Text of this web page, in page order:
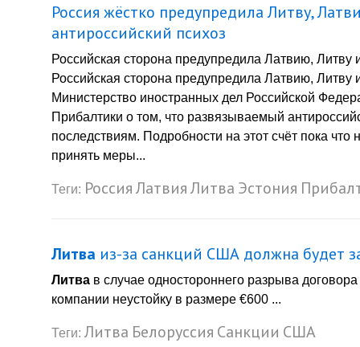
Россия жёстко предупредила Литву,
антироссийский психоз
Российская сторона предупредила Латвию, Литву
Российская сторона предупредила Латвию, Литву
Министерство иностранных дел Российской
Прибалтики о том, что развязываемый
последствиям. Подробности на этот счёт пока
принять меры...
Теги: РоссияЛатвияЛитва Эстония
Литва из-за санкций США должна будет
Литва в случае одностороннего разрыва
компании неустойку в размере €600 ...
Теги: Литва Белоруссия Санкции США